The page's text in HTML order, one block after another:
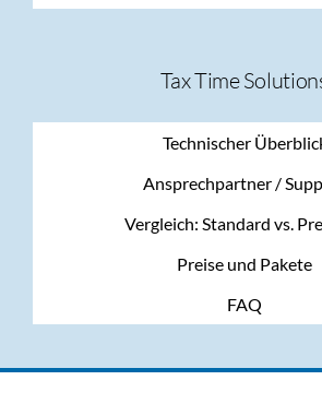
Tax Time
Technischer
Ansprechpartner /
Vergleich: Standard vs.
Preise und Pakete
FAQ